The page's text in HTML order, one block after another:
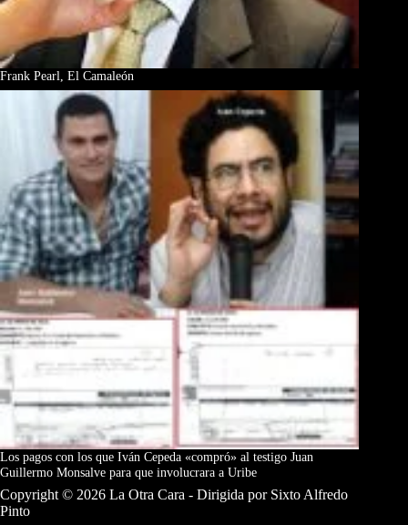
Frank Pearl, El Camaleón
Los pagos con los que Iván Cepeda «compró» al testigo Juan
Guillermo Monsalve para que involucrara a Uribe
Copyright © 2026 La Otra Cara - Dirigida por Sixto Alfredo
Pinto